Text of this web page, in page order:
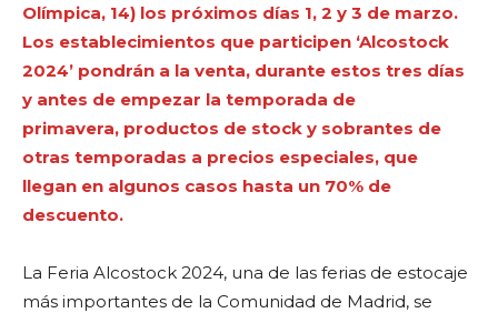
Olímpica, 14) los próximos días 1, 2 y 3 de marzo.
Los establecimientos que participen ‘Alcostock
2024’ pondrán a la venta, durante estos tres días
y antes de empezar la temporada de
primavera, productos de stock y sobrantes de
otras temporadas a precios especiales, que
llegan en algunos casos hasta un 70% de
descuento.
La Feria Alcostock 2024, una de las ferias de estocaje
más importantes de la Comunidad de Madrid, se